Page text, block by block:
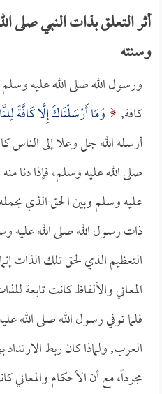
أثر التعلق بذات النبي صلى
وسنته
ورسول الله صلى الله عليه
كافة, وَمَا أَرْسَلْنَاكَ إِلَّا كَافَّةً
أرسله الله جل وعلا إلى
صلى الله عليه وسلم، فإذا دنا
عليه وسلم وبين الحق الذي
ذات رسول الله صلى الله عليه
التعظيم الذي لحق تلك الذات
المعاني والألفاظ كانت تابعة
فلما توفي رسول الله صلى الله
العرب, ولماذا كان ربط
مجرداً، مع أن الأحكام والمعاني